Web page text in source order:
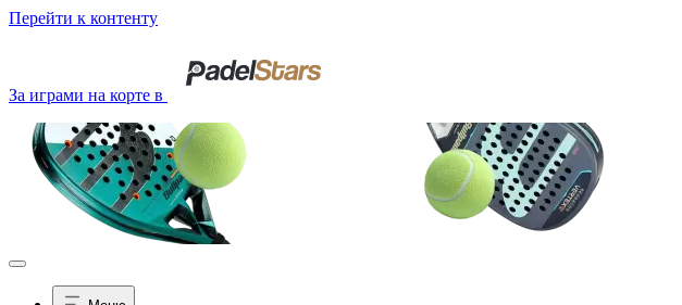
Перейти к контенту
За играми на корте в